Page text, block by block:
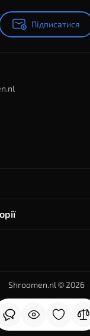
Підписатися
Shroomen.nl © 2026